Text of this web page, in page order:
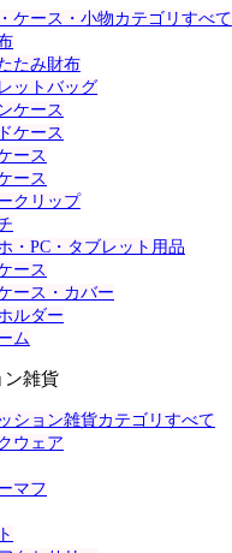
ケース・小物カテゴリすべて
たみ財布
ットバッグ
ケース
ケース
ース
ース
クリップ
・PC・タブレット用品
ース
ース・カバー
ルダー
ム
ン雑貨
ション雑貨カテゴリすべて
ウェア
マフ